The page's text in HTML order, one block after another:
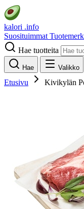
kalori .info
Suosituimmat
Hae tuotteita
Hae Valikko
Etusivu Kivikylän